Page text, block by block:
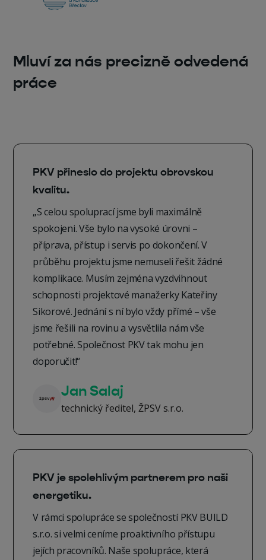
Mluví za nás precizně odvedená
práce
PKV přineslo do projektu obrovskou
kvalitu.
„S celou spoluprací jsme byli maximálně
spokojeni. Vše bylo na vysoké úrovni –
příprava, přístup i servis po dokončení. V
průběhu projektu jsme nemuseli řešit žádné
komplikace. Musím zejména vyzdvihnout
schopnosti projektové manažerky Kateřiny
Sikorové. Jednání s ní bylo vždy přímé – vše
jsme řešili na rovinu a vysvětlila nám vše
potřebné. Společnost PKV tak mohu jen
doporučit!“
Jan Salaj
technický ředitel, ŽPSV s.r.o.
PKV je spolehlivým partnerem pro naši
energetiku.
V rámci spolupráce se společností PKV BUILD
s.r.o. si velmi ceníme proaktivního přístupu
jejích pracovníků. Naše spolupráce, která